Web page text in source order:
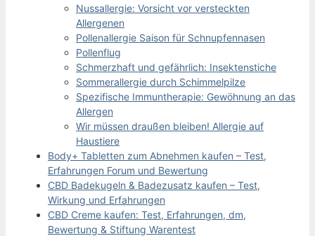
Nussallergie: Vorsicht vor versteckten
Allergenen
Pollenallergie Saison für Schnupfennasen
Pollenflug
Schmerzhaft und gefährlich: Insektenstiche
Sommerallergie durch Schimmelpilze
Spezifische Immuntherapie: Gewöhnung an das
Allergen
Wir müssen draußen bleiben! Allergie auf
Haustiere
Body+ Tabletten zum Abnehmen kaufen – Test,
Erfahrungen Forum und Bewertung
CBD Badekugeln & Badezusatz kaufen – Test,
Wirkung und Erfahrungen
CBD Creme kaufen: Test, Erfahrungen, dm,
Bewertung & Stiftung Warentest